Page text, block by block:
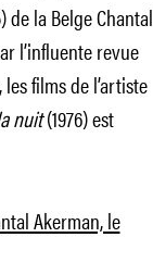
de la Belge Chantal
l’influente revue
films de l’artiste
nuit(1976) est
Akerman, le